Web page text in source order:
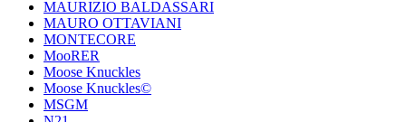
MAURIZIO BALDASSARI
MAURO OTTAVIANI
MONTECORE
MooRER
Moose Knuckles
Moose Knuckles©️
MSGM